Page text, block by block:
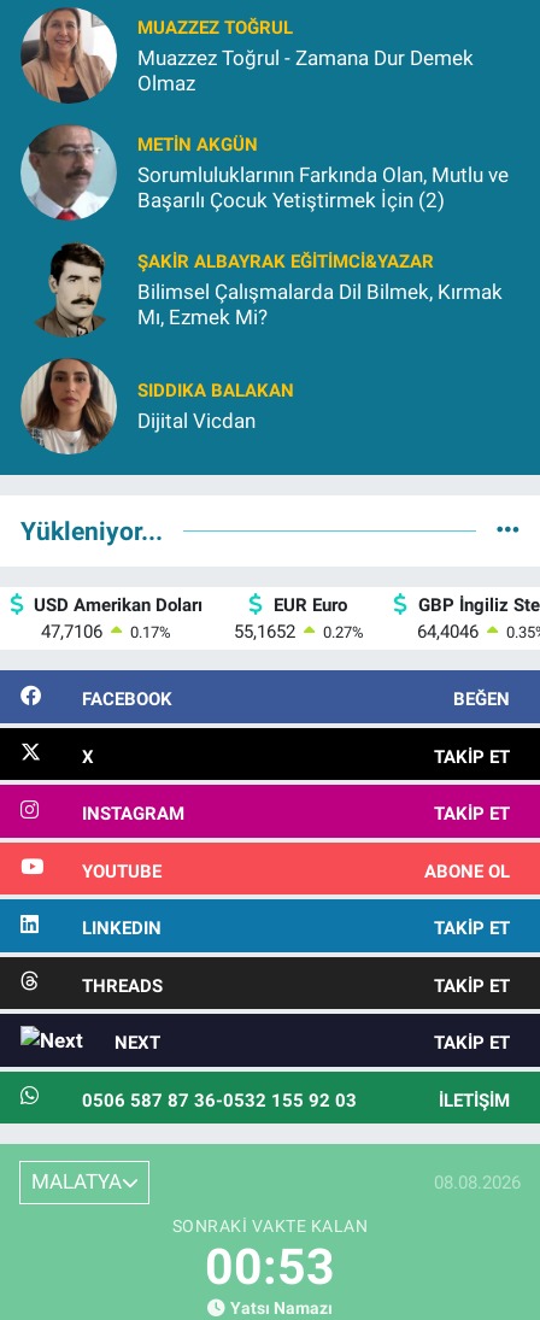
MUAZZEZ TOĞRUL
Muazzez Toğrul - Zamana Dur Demek
Olmaz
METIN AKGÜN
Sorumluluklarının Farkında Olan, Mutlu ve
Başarılı Çocuk Yetiştirmek İçin (2)
ŞAKIR ALBAYRAK EĞITIMCI&YAZAR
Bilimsel Çalışmalarda Dil Bilmek, Kırmak
Mı, Ezmek Mi?
SIDDIKA BALAKAN
Dijital Vicdan
Yükleniyor...
USD Amerikan Doları
47,7106
0.17%
EUR Euro
55,1652
0.27%
GBP İngiliz
64,4046
0.35
FACEBOOK BEĞEN
X TAKIP ET
INSTAGRAM TAKIP ET
YOUTUBE ABONE OL
LINKEDIN TAKIP ET
THREADS TAKIP ET
NEXT TAKIP ET
0506 587 87 36-0532 155 92 03 İLETIŞIM
MALATYA 08.08.2026
SONRAKI VAKTE KALAN
00:51
Yatsı Namazı